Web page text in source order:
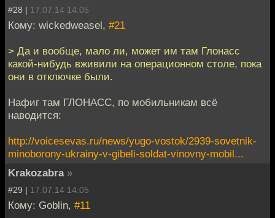
#28 | 17.07.14 14:05
Кому: wickedweasel, #21
> Да и вообще, мало ли, может им там Глонасс
какой-нибудь вживили на операционном столе, пока
они в отключке были.
Нафиг там ГЛОНАСС, по мобильникам всё
наводится:
http://voicesevas.ru/news/yugo-vostok/2939-sovetnik-
minoborony-ukrainy-v-gibeli-soldat-vinovny-mobil...
Krakozabra »
#29 | 17.07.14 14:05
Кому: Goblin, #11